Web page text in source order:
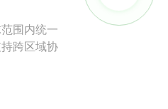
围内统一
跨区域协